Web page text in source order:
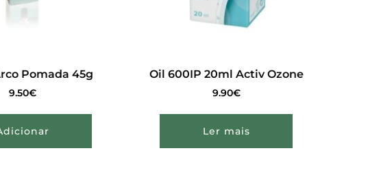
Pomada 45g
9.50€
Oil 600IP 20ml Activ Ozone
9.90€
Ler mais